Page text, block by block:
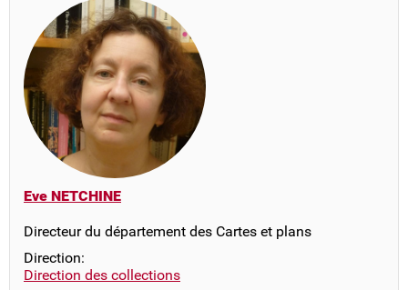
Eve NETCHINE
Directeur du département des Cartes et plans
Direction:
Direction des collections